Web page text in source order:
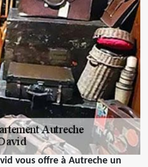
vous offre à Autreche un